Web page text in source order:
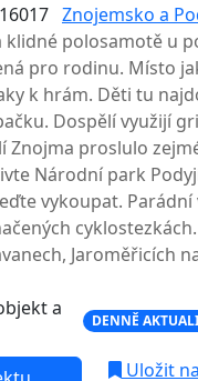
Znojemsko a
klidné polosamotě u
pro rodinu. Místo
k hrám. Děti tu
Dospělí využijí
Znojma proslulo
Národní park
vykoupat. Parádní
Jaroměřicích
a
DENNĚ
Uložit